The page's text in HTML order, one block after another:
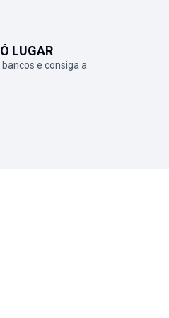
LUGAR
e consiga a